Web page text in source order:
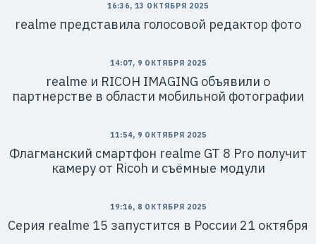
16:36, 13 ОКТЯБРЯ 2025
realme представила голосовой редактор фото
14:07, 9 ОКТЯБРЯ 2025
realme и RICOH IMAGING объявили о
партнерстве в области мобильной фотографии
11:54, 9 ОКТЯБРЯ 2025
Флагманский смартфон realme GT 8 Pro получит
камеру от Ricoh и съёмные модули
19:16, 8 ОКТЯБРЯ 2025
Серия realme 15 запустится в России 21 октября